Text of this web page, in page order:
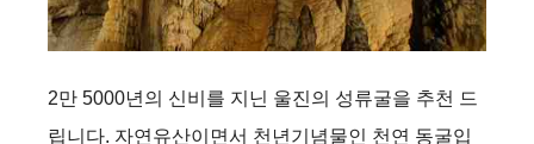
2만 5000년의 신비를 지닌 울진의 성류굴을 추천 드
립니다. 자연유산이면서 천년기념물인 천연 동굴입